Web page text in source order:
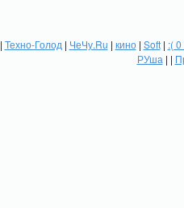
| Техно-Голод | ЧеЧу.Ru | кино| Soft| :(
РУша | |